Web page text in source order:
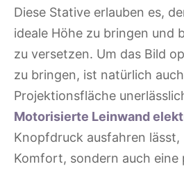
Diese Stative erlauben es,
ideale Höhe zu bringen und
zu versetzen. Um das Bild
zu bringen, ist natürlich
Projektionsfläche
Motorisierte Leinwand
Knopfdruck ausfahren
Komfort, sondern auch eine